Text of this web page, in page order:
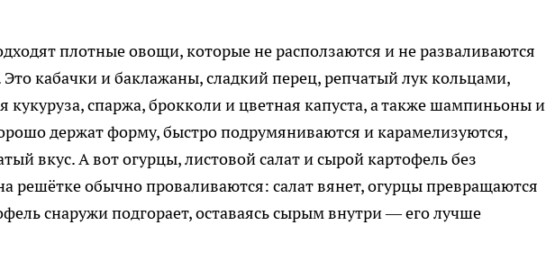
плотные овощи, которые не расползаются и не разваливаются
кабачки и баклажаны, сладкий перец, репчатый лук кольцами,
спаржа, брокколи и цветная капуста, а также шампиньоны и
держат форму, быстро подрумяниваются и карамелизуются,
вкус. А вот огурцы, листовой салат и сырой картофель без
решётке обычно проваливаются: салат вянет, огурцы превращаются
снаружи подгорает, оставаясь сырым внутри — его лучше